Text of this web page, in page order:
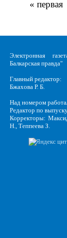
Страницы
« первая
Электронная
Балкарская правда"
Главный редактор:
Бжахова Р. Б.
Над номером
Редактор по
Корректоры:
Н., Теппеева З.